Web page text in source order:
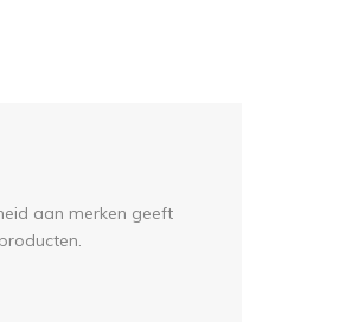
aan merken geeft